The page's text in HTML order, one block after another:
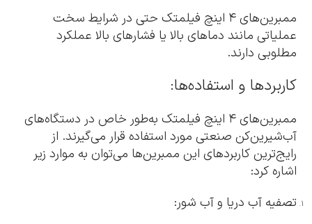
ممبرین‌های ۴ اینچ فیلمتک حتی در شرایط سخت
عملیاتی مانند دماهای بالا یا فشارهای بالا عملکرد
مطلوبی دارند.
کاربردها و استفاده‌ها:
ممبرین‌های ۴ اینچ فیلمتک به‌طور خاص در دستگاه‌های
آب‌شیرین‌کن صنعتی مورد استفاده قرار می‌گیرند. از
رایج‌ترین کاربردهای این ممبرین‌ها می‌توان به موارد زیر
اشاره کرد:
تصفیه آب دریا و آب شور: